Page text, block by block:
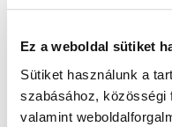
Ez a weboldal sütiket
Sütiket használunk a
szabásához,
valamint
Súly:
Kivehető bélés: